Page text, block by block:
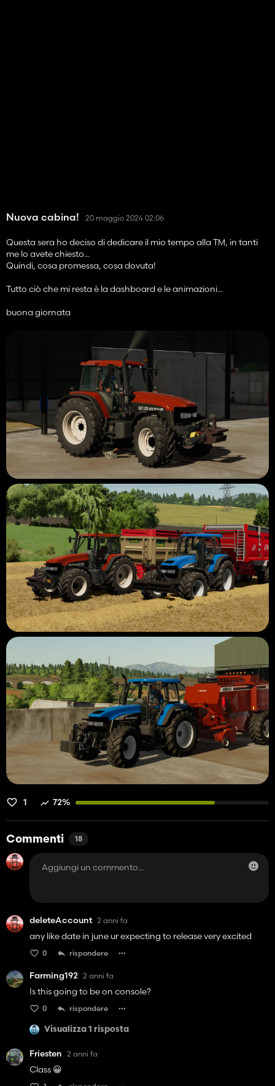
Nuova cabina! 20 maggio 2024 02:06
Questa sera ho deciso di dedicare il mio tempo alla TM, in tanti
me lo avete chiesto...
Quindi, cosa promessa, cosa dovuta!
Tutto ciò che mi resta è la dashboard e le animazioni...
buona giornata
1 72%
Commenti 18
deleteAccount 2 anni fa
any like date in june ur expecting to release very excited
0 rispondere
Farming192 2 anni fa
Is this going to be on console?
0 rispondere
Visualizza 1 risposta
Friesten 2 anni fa
Class 😀